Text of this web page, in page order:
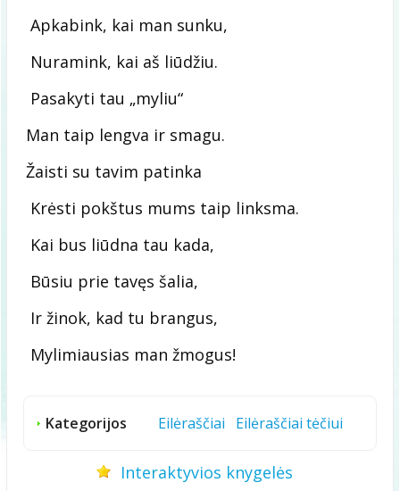
Apkabink, kai man sunku,
Nuramink, kai aš liūdžiu.
Pasakyti tau „myliu“
Man taip lengva ir smagu.
Žaisti su tavim patinka
Krėsti pokštus mums taip linksma.
Kai bus liūdna tau kada,
Būsiu prie tavęs šalia,
Ir žinok, kad tu brangus,
Mylimiausias man žmogus!
Kategorijos Eilėraščiai Eilėraščiai tėčiui
Interaktyvios knygelės